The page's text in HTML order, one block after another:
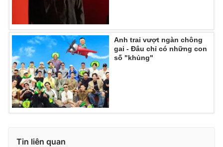
Anh trai vượt ngàn chông
gai - Đâu chỉ có những con
số "khủng"
Tin liên quan